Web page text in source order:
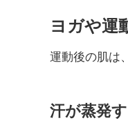
ヨガや運
運動後の肌は
汗が蒸発